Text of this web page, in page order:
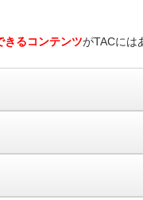
きるコンテンツがTACには